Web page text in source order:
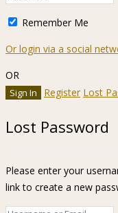
Remember Me
Or login via a social
OR
Register Lost
Lost Password
Please enter your
link to create a new